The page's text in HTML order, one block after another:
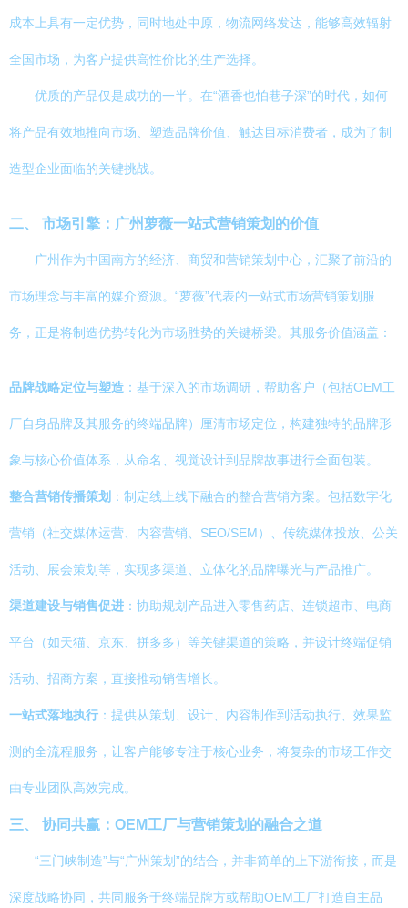
成本上具有一定优势，同时地处中原，物流网络发达，能够高效辐射
全国市场，为客户提供高性价比的生产选择。
优质的产品仅是成功的一半。在“酒香也怕巷子深”的时代，如何
将产品有效地推向市场、塑造品牌价值、触达目标消费者，成为了制
造型企业面临的关键挑战。
二、 市场引擎：广州萝薇一站式营销策划的价值
广州作为中国南方的经济、商贸和营销策划中心，汇聚了前沿的
市场理念与丰富的媒介资源。“萝薇”代表的一站式市场营销策划服
务，正是将制造优势转化为市场胜势的关键桥梁。其服务价值涵盖：
品牌战略定位与塑造 ：基于深入的市场调研，帮助客户（包括OEM工
厂自身品牌及其服务的终端品牌）厘清市场定位，构建独特的品牌形
象与核心价值体系，从命名、视觉设计到品牌故事进行全面包装。
整合营销传播策划 ：制定线上线下融合的整合营销方案。包括数字化
营销（社交媒体运营、内容营销、SEO/SEM）、传统媒体投放、公关
活动、展会策划等，实现多渠道、立体化的品牌曝光与产品推广。
渠道建设与销售促进 ：协助规划产品进入零售药店、连锁超市、电商
平台（如天猫、京东、拼多多）等关键渠道的策略，并设计终端促销
活动、招商方案，直接推动销售增长。
一站式落地执行 ：提供从策划、设计、内容制作到活动执行、效果监
测的全流程服务，让客户能够专注于核心业务，将复杂的市场工作交
由专业团队高效完成。
三、 协同共赢：OEM工厂与营销策划的融合之道
“三门峡制造”与“广州策划”的结合，并非简单的上下游衔接，而是
深度战略协同，共同服务于终端品牌方或帮助OEM工厂打造自主品